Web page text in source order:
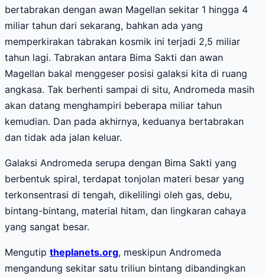
bertabrakan dengan awan Magellan sekitar 1 hingga 4
miliar tahun dari sekarang, bahkan ada yang
memperkirakan tabrakan kosmik ini terjadi 2,5 miliar
tahun lagi. Tabrakan antara Bima Sakti dan awan
Magellan bakal menggeser posisi galaksi kita di ruang
angkasa. Tak berhenti sampai di situ, Andromeda masih
akan datang menghampiri beberapa miliar tahun
kemudian. Dan pada akhirnya, keduanya bertabrakan
dan tidak ada jalan keluar.
Galaksi Andromeda serupa dengan Bima Sakti yang
berbentuk spiral, terdapat tonjolan materi besar yang
terkonsentrasi di tengah, dikelilingi oleh gas, debu,
bintang-bintang, material hitam, dan lingkaran cahaya
yang sangat besar.
Mengutip theplanets.org, meskipun Andromeda
mengandung sekitar satu triliun bintang dibandingkan